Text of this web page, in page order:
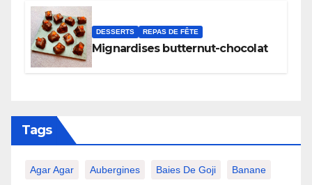
DESSERTS REPAS DE FÊTE
Mignardises butternut-chocolat
Tags
Agar Agar Aubergines Baies De Goji Banane